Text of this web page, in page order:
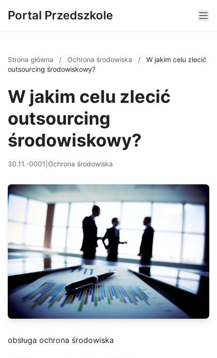
Portal Przedszkole
Strona główna / Ochrona środowiska /
W jakim celu zlecić
outsourcing środowiskowy?
W jakim celu zlecić
outsourcing
środowiskowy?
30.11.-0001 Ochrona środowiska
obsługa ochrona środowiska